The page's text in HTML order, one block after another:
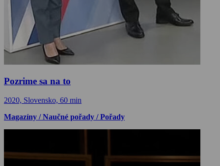
Pozrime sa na to
2020, Slovensko, 60 min
Magazíny / Naučné pořady / Pořady